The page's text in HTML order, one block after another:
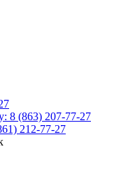
8 (863) 207-77-27
212-77-27